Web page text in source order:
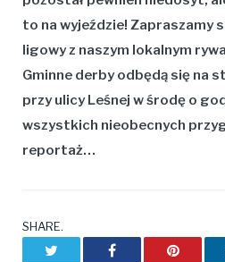
to na wyjeździe! Zapraszamy
ligowy z naszym lokalnym
Gminne derby odbędą się na
przy ulicy Leśnej w środę o
wszystkich nieobecnych
reportaż…
SHARE.
TwitterFacebook